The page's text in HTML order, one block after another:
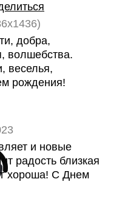
добра,
волшебства.
веселья,
рождения!